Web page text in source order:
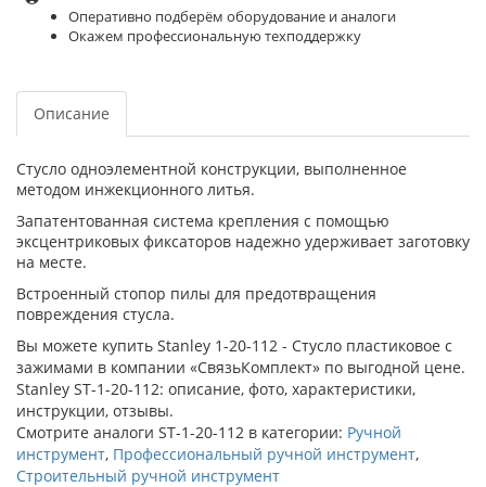
Оперативно подберём оборудование и аналоги
Окажем профессиональную техподдержку
Описание
Стусло одноэлементной конструкции, выполненное
методом инжекционного литья.
Запатентованная система крепления с помощью
эксцентриковых фиксаторов надежно удерживает заготовку
на месте.
Встроенный стопор пилы для предотвращения
повреждения стусла.
Вы можете купить Stanley 1-20-112 - Стусло пластиковое с
зажимами в компании «СвязьКомплект» по выгодной цене.
Stanley ST-1-20-112: описание, фото, характеристики,
инструкции, отзывы.
Смотрите аналоги ST-1-20-112 в категории: Ручной
инструмент, Профессиональный ручной инструмент,
Строительный ручной инструмент